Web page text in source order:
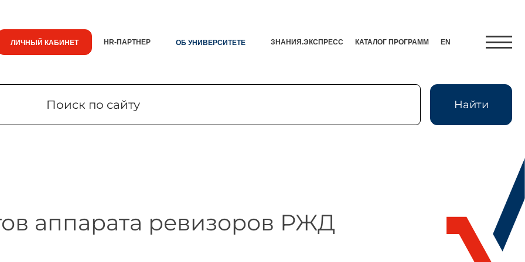
ЛИЧНЫЙ КАБИНЕТ HR-ПАРТНЕР ОБ УНИВЕРСИТЕТЕ ЗНАНИЯ.ЭКСПРЕСС КАТАЛОГ ПРОГРАММ EN
Поиск по сайту Найти
аппарата ревизоров РЖД